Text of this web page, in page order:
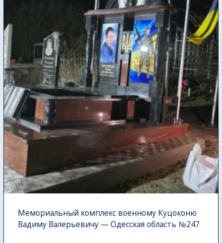
Мемориальный комплекс военному Куцоконю
Вадиму Валерьевичу — Одесская область №247